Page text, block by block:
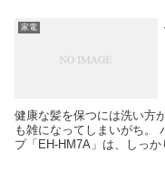
家電
健康な髪を保つには洗い方
も雑になってしまいがち
プ「EH-HM7A」は、しっ